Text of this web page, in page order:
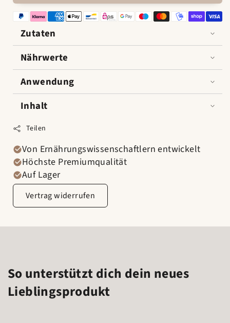
Zutaten
Nährwerte
Anwendung
Inhalt
Teilen
Von Ernährungswissenschaftlern entwickelt
Höchste Premiumqualität
Auf Lager
Vertrag widerrufen
So unterstützt dich dein neues
Lieblingsprodukt